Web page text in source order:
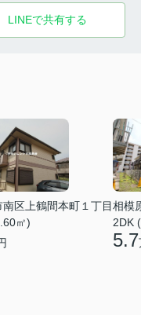
LINEで共有する
区上鶴間本町１丁目
㎡)
相模
2DK
5.7